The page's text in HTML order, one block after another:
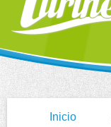
Inicio